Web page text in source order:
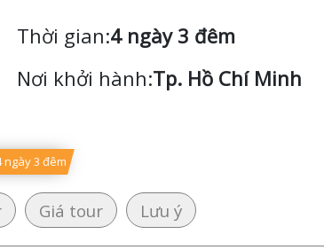
Thời gian:4 ngày 3 đêm
Nơi khởi hành:Tp. Hồ Chí Minh
ngày 3 đêm
Giá tour Lưu ý